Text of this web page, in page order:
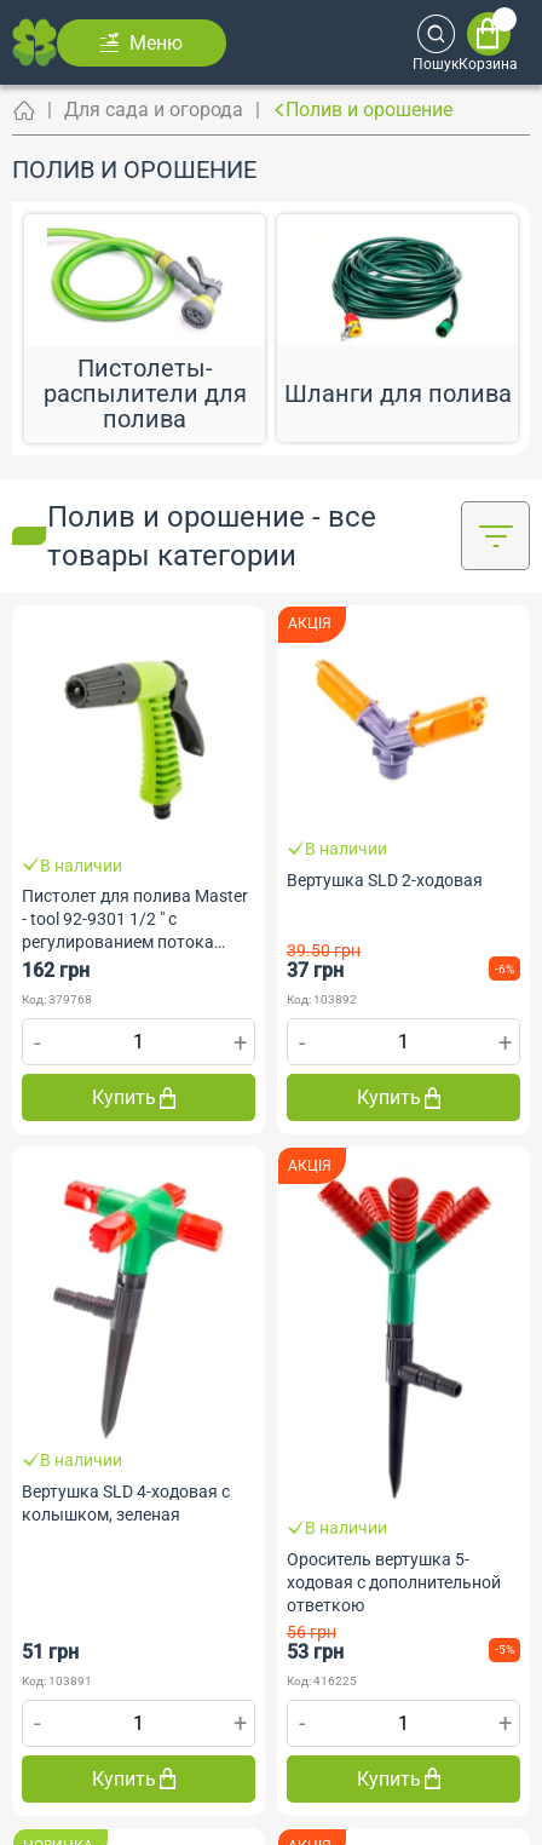
Меню
ПошукКорзина
Для сада и огорода Полив и орошение
ПОЛИВ И ОРОШЕНИЕ
Пистолеты-
распылители для
полива
Шланги для полива
Полив и орошение - все
товары категории
В наличии
Пистолет для полива Master
- tool 92-9301 1/2 " с
регулированием потока
воды
162 грн
Код: 379768
- +
Купить
АКЦІЯ
В наличии
Вертушка SLD 2-ходовая
39.50 грн
37 грн -6%
Код: 103892
- +
Купить
В наличии
Вертушка SLD 4-ходовая с
колышком, зеленая
51 грн
Код: 103891
- +
Купить
АКЦІЯ
В наличии
Ороситель вертушка 5-
ходовая с дополнительной
ответкою
56 грн
53 грн -5%
Код: 416225
- +
Купить